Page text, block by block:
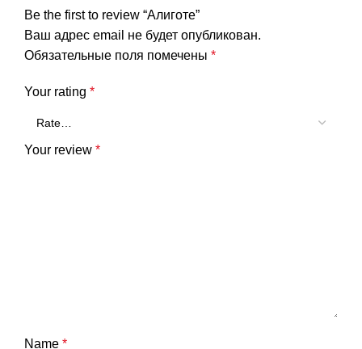
Be the first to review “Алиготе”
Ваш адрес email не будет опубликован.
Обязательные поля помечены *
Your rating *
Your review *
Name *